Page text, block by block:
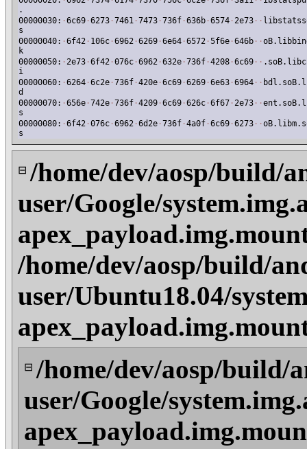
.
00000030: ·6c69 ·6273 ·7461 ·7473 ·736f ·636b ·6574 ·2e73 · ·
s
00000040: ·6f42 · 106c ·6962 ·6269 ·6e64 ·6572 ·5f6e ·646b · ·
k
00000050: ·2e73 ·6f42 ·076c ·6962 ·632e ·736f ·4208 ·6c69 · ·
i
00000060: ·6264 ·6c2e ·736f ·420e ·6c69 ·6269 ·6e63 ·6964 · ·
d
00000070: ·656e ·742e ·736f ·4209 ·6c69 ·626c ·6f67 ·2e73 · ·
s
00000080: ·6f42 ·076c ·6962 ·6d2e ·736f ·4a0f ·6c69 ·6273 · ·
s
⊟ /home/dev/aosp/build/
user/Google/
/home/dev/aosp/build/
user/Ubuntu18.04/
⊟ /home/dev/aosp/build/
user/Google/